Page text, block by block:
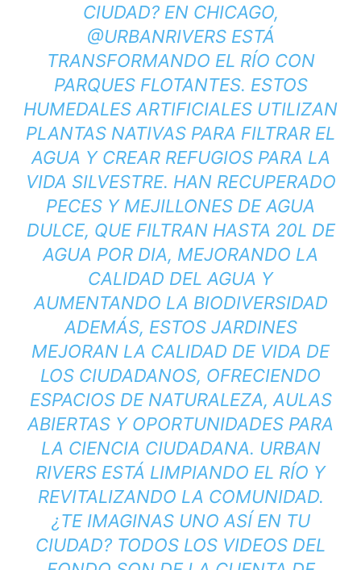
CIUDAD? EN CHICAGO,
@URBANRIVERS ESTÁ
TRANSFORMANDO EL RÍO CON
PARQUES FLOTANTES. ESTOS
HUMEDALES ARTIFICIALES UTILIZAN
PLANTAS NATIVAS PARA FILTRAR EL
AGUA Y CREAR REFUGIOS PARA LA
VIDA SILVESTRE. HAN RECUPERADO
PECES Y MEJILLONES DE AGUA
DULCE, QUE FILTRAN HASTA 20L DE
AGUA POR DIA, MEJORANDO LA
CALIDAD DEL AGUA Y
AUMENTANDO LA BIODIVERSIDAD
ADEMÁS, ESTOS JARDINES
MEJORAN LA CALIDAD DE VIDA DE
LOS CIUDADANOS, OFRECIENDO
ESPACIOS DE NATURALEZA, AULAS
ABIERTAS Y OPORTUNIDADES PARA
LA CIENCIA CIUDADANA. URBAN
RIVERS ESTÁ LIMPIANDO EL RÍO Y
REVITALIZANDO LA COMUNIDAD.
¿TE IMAGINAS UNO ASÍ EN TU
CIUDAD? TODOS LOS VIDEOS DEL